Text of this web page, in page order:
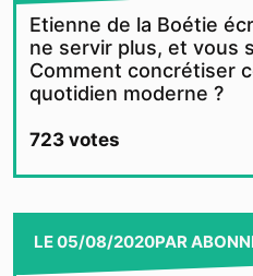
Etienne de la Boétie
ne servir plus, et vous
Comment concrétiser
quotidien moderne ?
723 votes
LE05/08/2020PAR